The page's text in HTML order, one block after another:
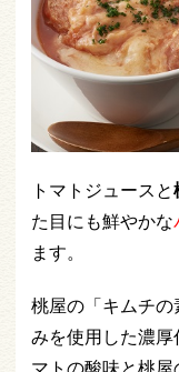
トマトジュースと
た目にも鮮やかな
ます。
桃屋の「キムチ
みを使用した濃